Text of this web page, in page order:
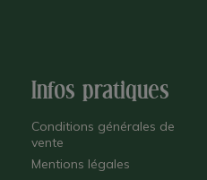
Infos pratiques
Conditions générales de
vente
Mentions légales